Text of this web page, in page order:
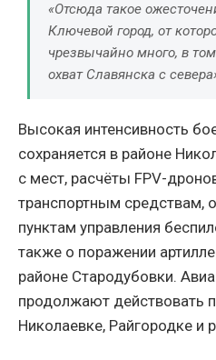
«Отсюда такое
Ключевой город, от
чрезвычайно много, в
охват Славянска с
Высокая интенсивность
сохраняется в районе
с мест, расчёты FPV-
транспортным средствам,
пунктам управления
также о поражении
районе Стародубовки.
продолжают действовать
Николаевке, Райгородке и